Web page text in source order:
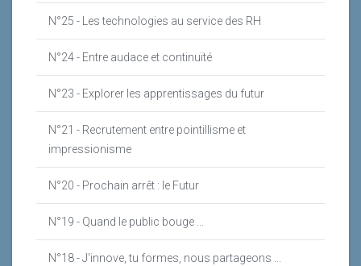
N°25 - Les technologies au service des RH
N°24 - Entre audace et continuïté
N°23 - Explorer les apprentissages du futur
N°21 - Recrutement entre pointillisme et
impressionisme
N°20 - Prochain arrêt : le Futur
N°19 - Quand le public bouge ...
N°18 - J'innove, tu formes, nous partageons ...